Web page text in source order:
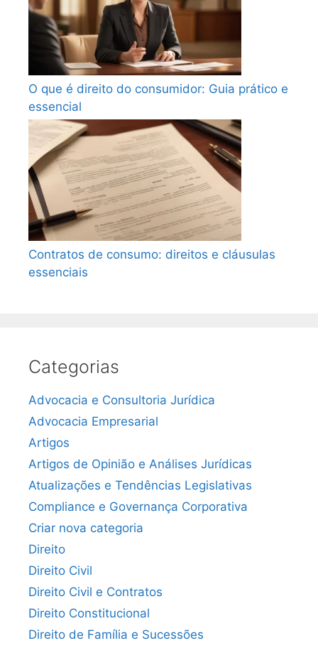
O que é direito do consumidor: Guia prático e
essencial
Contratos de consumo: direitos e cláusulas
essenciais
Categorias
Advocacia e Consultoria Jurídica
Advocacia Empresarial
Artigos
Artigos de Opinião e Análises Jurídicas
Atualizações e Tendências Legislativas
Compliance e Governança Corporativa
Criar nova categoria
Direito
Direito Civil
Direito Civil e Contratos
Direito Constitucional
Direito de Família e Sucessões